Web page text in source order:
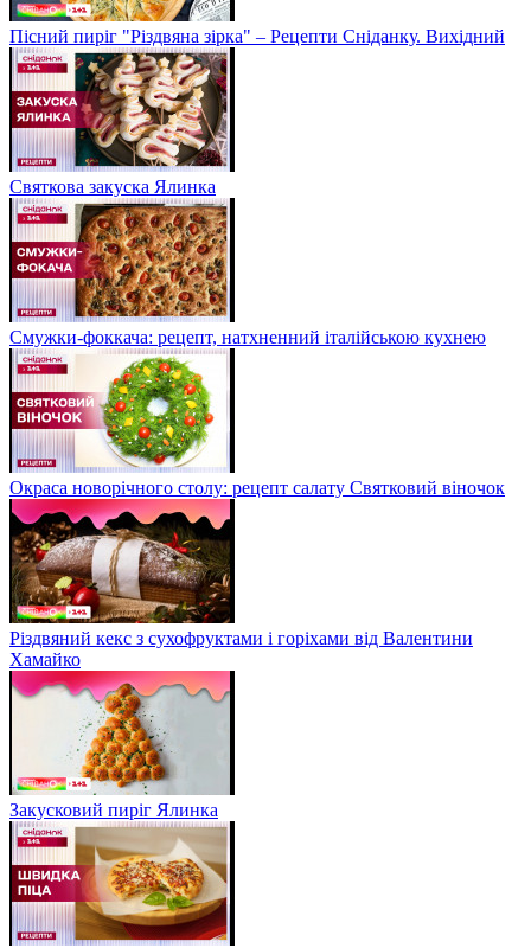
Пісний пиріг "Різдвяна зірка" – Рецепти Сніданку. Вихідний
Святкова закуска Ялинка
Смужки-фоккача: рецепт, натхненний італійською кухнею
Окраса новорічного столу: рецепт салату Святковий віночок
Різдвяний кекс з сухофруктами і горіхами від Валентини
Хамайко
Закусковий пиріг Ялинка